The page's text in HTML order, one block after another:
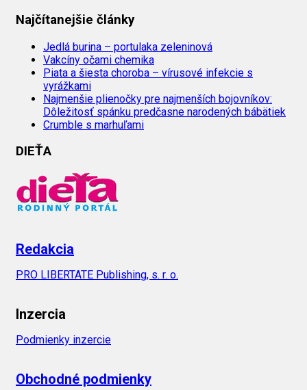
Najčítanejšie články
Jedlá burina – portulaka zeleninová
Vakcíny očami chemika
Piata a šiesta choroba – vírusové infekcie s
vyrážkami
Najmenšie plienočky pre najmenších bojovníkov:
Dôležitosť spánku predčasne narodených bábätiek
Crumble s marhuľami
DIEŤA
Redakcia
PRO LIBERTATE Publishing, s. r. o.
Inzercia
Podmienky inzercie
Obchodné podmienky